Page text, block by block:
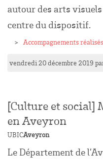
autour des arts
centre du dispositif.
Accompagnements réalisés
vendredi 20 décembre 2019
[Culture et social]
en Aveyron
UBICAveyron
Le Département de